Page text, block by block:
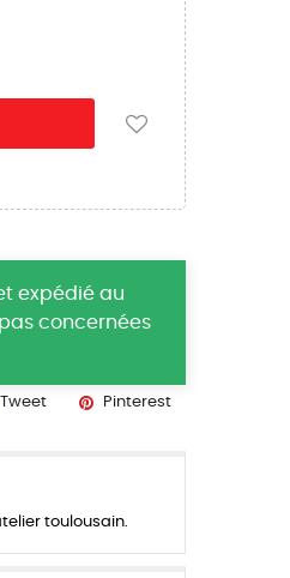
expédié au
concernées
Tweet Pinterest
toulousain.